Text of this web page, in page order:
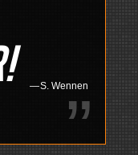
S. Wennen